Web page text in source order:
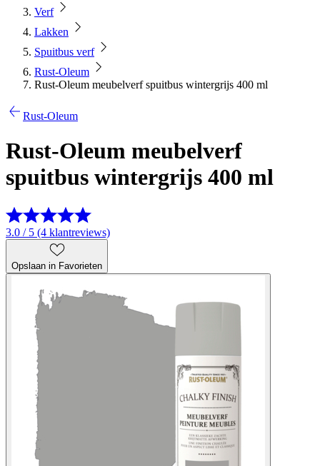
Verf
Lakken
Spuitbus verf
Rust-Oleum
Rust-Oleum meubelverf spuitbus wintergrijs 400 ml
Rust-Oleum
Rust-Oleum meubelverf
spuitbus wintergrijs 400 ml
3.0 / 5 (4 klantreviews)
Opslaan in Favorieten